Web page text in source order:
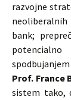
razvojne
bank;
Prof. France
sistem tako,